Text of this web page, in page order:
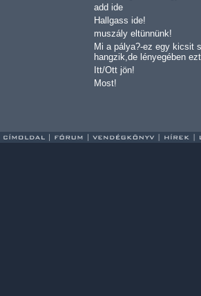
add ide
Hallgass ide!
muszály eltünnünk!
Mi a pálya?-ez egy kicsit
hangzik,de lényegében
Itt/Ott jön!
Most!